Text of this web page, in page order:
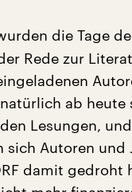
die Tage
Rede zur
ab heute
Lesungen,
sich Autoren
damit gedroht